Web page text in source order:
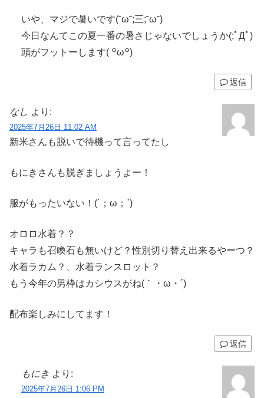
いや、マジで暑いです(˘ω˘;三;˘ω˘)
今日なんてこの夏一番の暑さじゃないでしょうか(;ﾟДﾟ)
頭がフットーします( ꒪ω꒪)
返信
なし より:
2025年7月26日 11:02 AM
新米さんも脱いで待機って言ってたし
もにきさんも脱ぎましょうよー！
服がもったいない！(´；ω；`)
オロロ水着？？
キャラも召喚石も無いけど？性別切り替え出来るやーつ？
水着ラカム？、水着ランスロット？
もう今年の男枠はカシウスがね(｀・ω・´)
配布楽しみにしてます！
返信
もにき より:
2025年7月26日 1:06 PM